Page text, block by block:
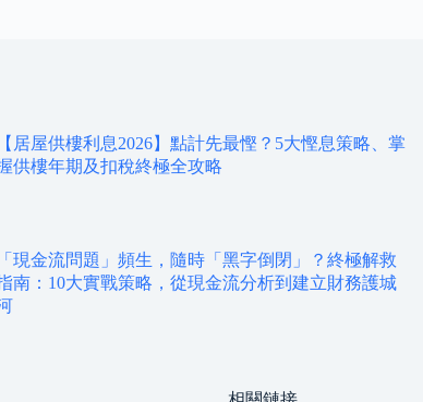
【居屋供樓利息2026】點計先最慳？5大慳息策略、掌
供樓年期及扣稅終極全攻略
「現金流問題」頻生，隨時「黑字倒閉」？終極解救
南：10大實戰策略，從現金流分析到建立財務護城